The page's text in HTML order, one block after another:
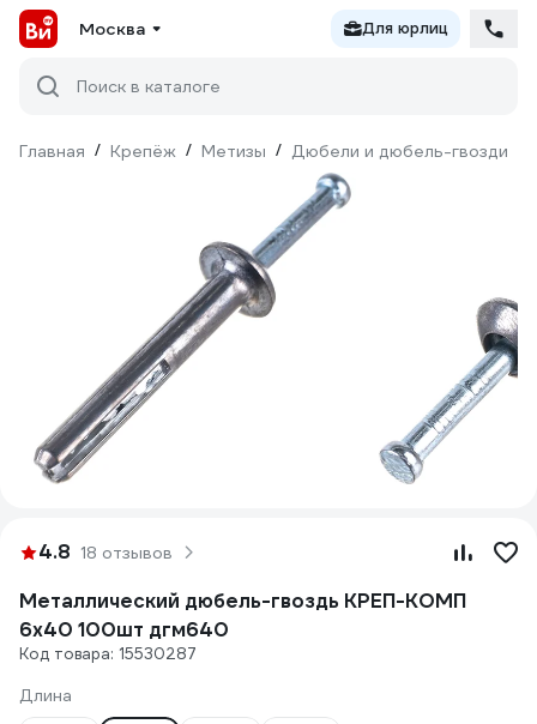
Москва Для юрлиц
Поиск в каталоге
Главная / Крепёж / Метизы / Дюбели и дюбель-гвозди
4.8 18 отзывов
Металлический дюбель-гвоздь КРЕП-КОМП
6х40 100шт дгм640
Код товара: 15530287
Длина